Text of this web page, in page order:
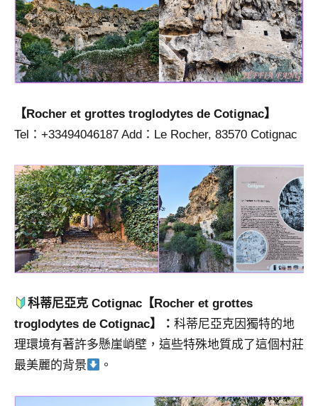
【Rocher et grottes troglodytes de Cotignac】
Tel：+33494046187 Add：Le Rocher, 83570 Cotignac
科蒂尼亞克 Cotignac 【Rocher et grottes
troglodytes de Cotignac】： 科蒂尼亞克因獨特的地
理環境有著許多懸崖峭壁，這些特殊地質成了這個村莊
最美麗的背景
。